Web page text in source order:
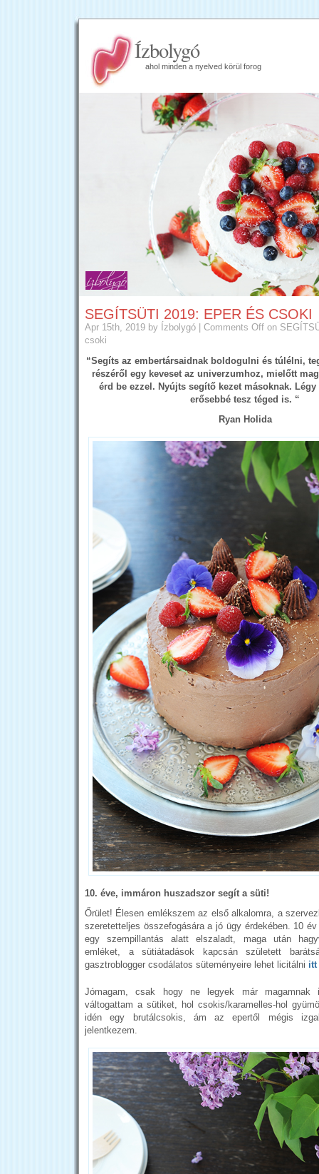
Ízbolygó
ahol minden a nyelved körül forog
SEGÍTSÜTI 2019: EPER ÉS CSOKI
Apr 15th, 2019 by Ízbolygó Comments Off on
csoki
“Segíts az embertársaidnak boldogulni és túlélni,
részéről egy keveset az univerzumhoz, mielőtt
érd be ezzel. Nyújts segítő kezet másoknak. Légy
erősebbé tesz téged is. “
Ryan Holida
10. éve, immáron huszadszor segít a süti!
Őrület! Élesen emlékszem az első alkalomra, a
szeretetteljes összefogására a jó ügy érdekében. 10
egy szempillantás alatt elszaladt, maga után
emléket, a sütiátadások kapcsán született
gasztroblogger csodálatos süteményeire lehet licitálni itt
Jómagam, csak hogy ne legyek már magamnak
váltogattam a sütiket, hol csokis/karamelles-hol
idén egy brutálcsokis, ám az epertől mégis
jelentkezem.